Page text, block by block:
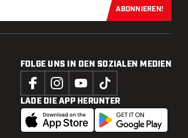
Jetzt für
ABONNIEREN!
FOLGE UNS IN DEN SOZIALEN MEDIEN
LADE DIE APP HERUNTER